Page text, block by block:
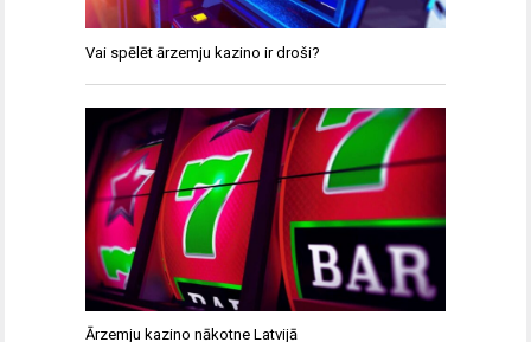
Vai spēlēt ārzemju kazino ir droši?
Ārzemju kazino nākotne Latvijā